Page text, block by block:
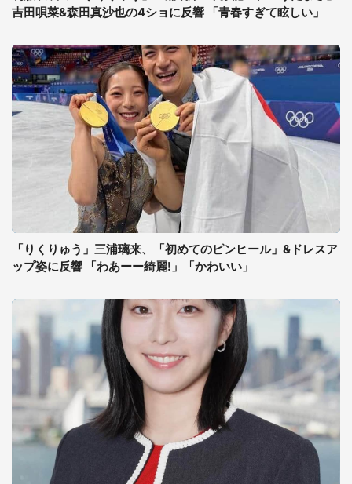
吉田唄菜&森田真沙也の4ショに反響 「青春すぎて眩しい」
「りくりゅう」三浦璃来、「初めてのピンヒール」&ドレスア
ップ姿に反響 「わあーー綺麗!」「かわいい」